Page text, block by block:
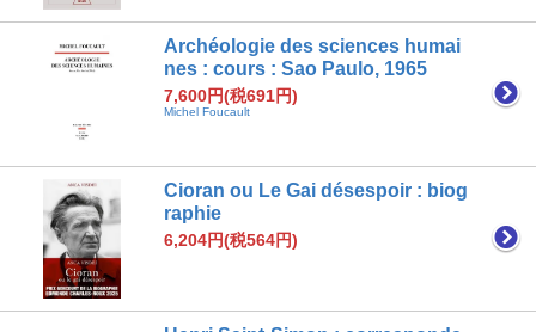
Archéologie des sciences humai
nes : cours : Sao Paulo, 1965
7,600円(税691円)
Michel Foucault
Cioran ou Le Gai désespoir : biog
raphie
6,204円(税564円)